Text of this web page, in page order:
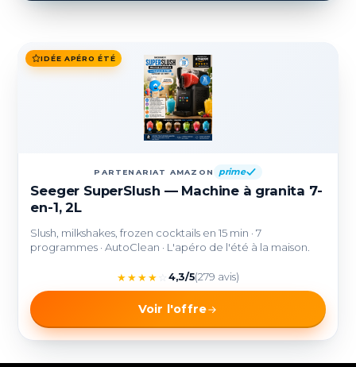
IDÉE APÉRO ÉTÉ
PARTENARIAT AMAZON prime
Seeger SuperSlush — Machine à granita 7-
en-1, 2L
Slush, milkshakes, frozen cocktails en 15 min · 7
programmes · AutoClean · L'apéro de l'été à la maison.
★★★★ 4,3/5(279 avis)
Voir l'offre